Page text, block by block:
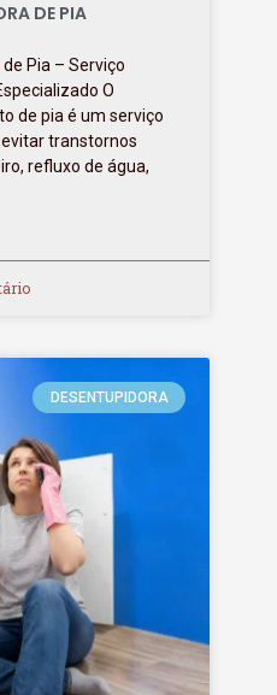
DE PIA
Pia – Serviço
O
de pia é um serviço
transtornos
refluxo de água,
DESENTUPIDORA